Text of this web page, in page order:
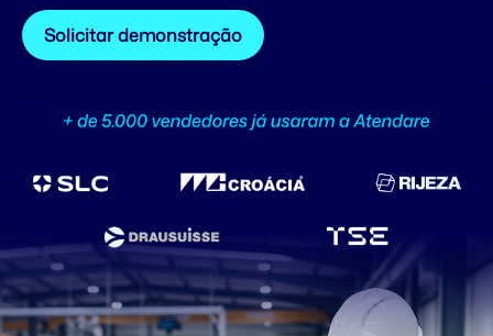
Solicitar demonstração